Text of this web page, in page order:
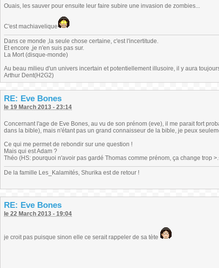
Ouais, les sauver pour ensuite leur faire subire une invasion de zombies...
C'est machiavelique
Dans ce monde ,la seule chose certaine, c'est l'incertitude.
Et encore ,je n'en suis pas sur.
La Mort (disque-monde)
Au beau milieu d'un univers incertain et potentiellement illusoire, il y aura
Arthur Dent(H2G2)
RE: Eve Bones
le 19 March 2013 - 23:14
Concernant l'age de Eve Bones, au vu de son prénom (eve), il me parait fort
dans la bible), mais n'étant pas un grand connaisseur de la bible, je peux
Ce qui me permet de rebondir sur une question !
Mais qui est Adam ?
Théo (HS: pourquoi n'avoir pas gardé Thomas comme prénom, ça change trop
De la famille Les_Kalamités, Shurika est de retour !
RE: Eve Bones
le 22 March 2013 - 19:04
je croit pas puisque sinon elle ce serait rappeler de sa tète